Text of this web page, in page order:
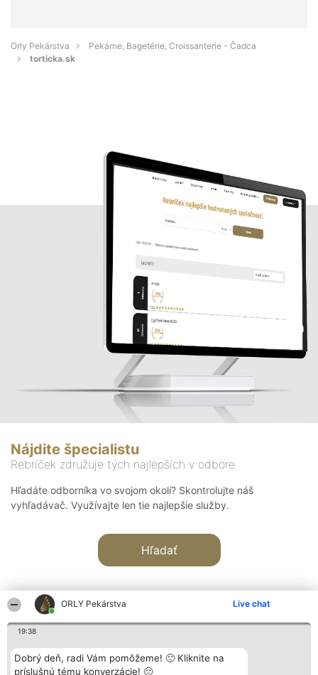
ORLY Pekárstva Live chat
19:38
Dobrý deň, radi Vám pomôžeme! 🙂 Kliknite na
príslušnú tému konverzácie! 🙂
Orly Pekárstva
Pekárne, Bagetérie, Croissanterie - Čadca
torticka.sk
Nájdite špecialistu
Rebríček združuje tých najlepších v odbore
Hľadáte odborníka vo svojom okolí? Skontrolujte náš
vyhľadávač. Využívajte len tie najlepšie služby.
Hľadať
Organizátor hodnotenia
Bright Side Solutions sp. z o.
Hodnotenie
Laureáti
Kontakt
Kontakt